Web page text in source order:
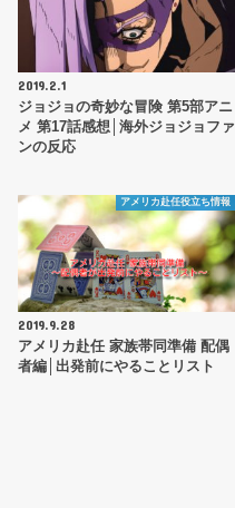
2019.2.1
ジョジョの奇妙な冒険 第5部アニ
メ 第17話感想│海外ジョジョファ
ンの反応
アメリカ赴任役立ち情報
2019.9.28
アメリカ赴任 家族帯同準備 配偶
者編│出発前にやることリスト